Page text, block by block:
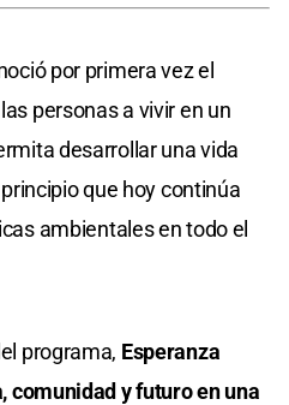
por primera vez el
personas a vivir en un
desarrollar una vida
que hoy continúa
ambientales en todo el
programa, Esperanza
comunidad y futuro en una